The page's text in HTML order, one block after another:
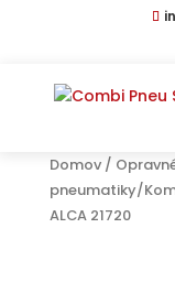
Domov/
pneumatiky/
ALCA 21720